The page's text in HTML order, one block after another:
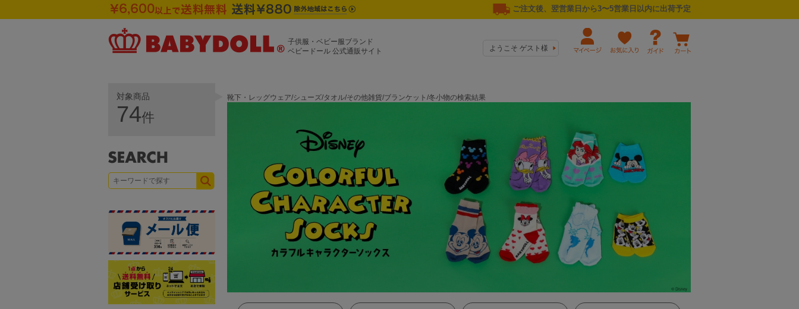
ご注文後、翌営業日から3〜5営業日以内に出荷予定
子供服・ベビー服ブランド
ベビードール 公式通販サイト
ようこそ ゲスト様
靴下・レッグウェア/シューズ/タオル/その他雑貨/ブランケット/冬小物の検索結果
対象商品
74件